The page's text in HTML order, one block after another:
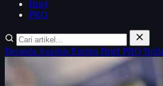
Brief
PRO
Beranda Analisis Emiten BriefPRO